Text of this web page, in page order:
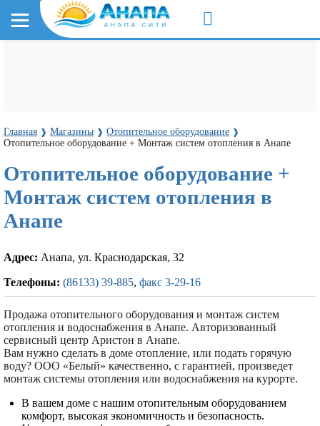
Главная ❱ Магазины ❱ Отопительное оборудование ❱
Отопительное оборудование + Монтаж систем отопления в Анапе
Отопительное оборудование +
Монтаж систем отопления в
Анапе
Адрес: Анапа, ул. Краснодарская, 32
Телефоны: (86133) 39-885, факс 3-29-16
Продажа отопительного оборудования и монтаж систем
отопления и водоснабжения в Анапе. Авторизованный
сервисный центр Аристон в Анапе.
Вам нужно сделать в доме отопление, или подать горячую
воду? ООО «Белый» качественно, с гарантией, произведет
монтаж системы отопления или водоснабжения на курорте.
В вашем доме с нашим отопительным оборудованием
комфорт, высокая экономичность и безопасность.